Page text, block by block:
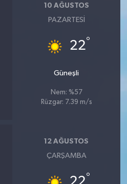
10 AĞUSTOS
PAZARTESI
22°
Güneşli
Nem: %57
Rüzgar: 7.39 m/s
12 AĞUSTOS
ÇARŞAMBA
°